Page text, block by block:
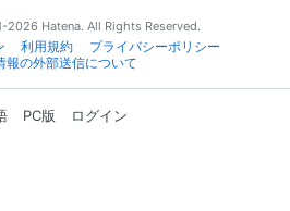
Hatena. All Rights Reserved.
利用規約
プライバシーポリシー
報の外部送信について
PC版 ログイン